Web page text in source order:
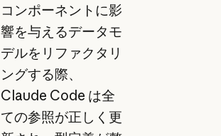
コンポーネントに影
響を与えるデータモ
デルをリファクタリ
ングする際、
Claude Code は全
ての参照が正しく更